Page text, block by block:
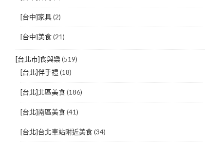
[台中]家具(2)
[台中]美食(21)
[台北市]食與樂(519)
[台北]伴手禮(18)
[台北]北區美食(186)
[台北]南區美食(41)
[台北]台北車站附近美食(34)